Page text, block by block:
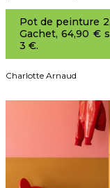
Pot de peinture
Gachet, 64,90 €
3 €.
Charlotte Arnaud